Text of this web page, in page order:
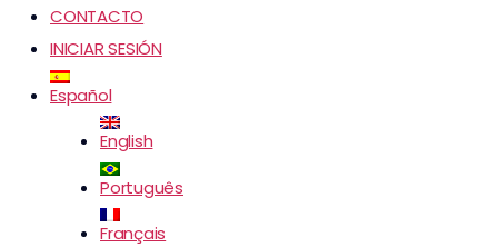
CONTACTO
INICIAR SESIÓN
Español
English
Português
Français